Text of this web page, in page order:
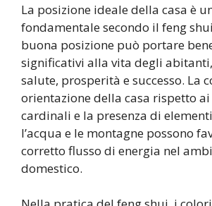
La posizione ideale della casa è
fondamentale secondo il feng
buona posizione può portare
significativi alla vita degli
salute, prosperità e successo. La
orientazione della casa rispetto
cardinali e la presenza di
l’acqua e le montagne possono
corretto flusso di energia nel
domestico.